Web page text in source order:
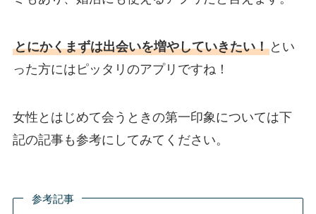
とにかくまずは出会いを増やしていきたい！とい
った方にはピッタリのアプリですね！
女性とはじめて会うときの第一印象については下
記の記事も参考にしてみてください。
参考記事